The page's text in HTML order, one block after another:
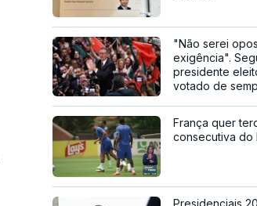
"Não serei
exigência".
presidente
votado de
França quer
consecutiva do
Presidenciais